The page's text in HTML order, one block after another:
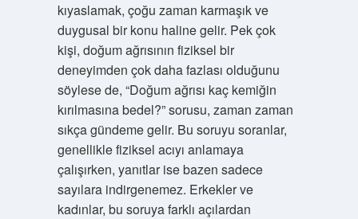
kıyaslamak, çoğu zaman karmaşık ve
duygusal bir konu haline gelir. Pek çok
kişi, doğum ağrısının fiziksel bir
deneyimden çok daha fazlası olduğunu
söylese de, “Doğum ağrısı kaç kemiğin
kırılmasına bedel?” sorusu, zaman zaman
sıkça gündeme gelir. Bu soruyu soranlar,
genellikle fiziksel acıyı anlamaya
çalışırken, yanıtlar ise bazen sadece
sayılara indirgenemez. Erkekler ve
kadınlar, bu soruya farklı açılardan